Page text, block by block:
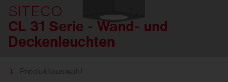
SITECO
CL 31 Serie - Wand- und
Deckenleuchten
Produktauswahl